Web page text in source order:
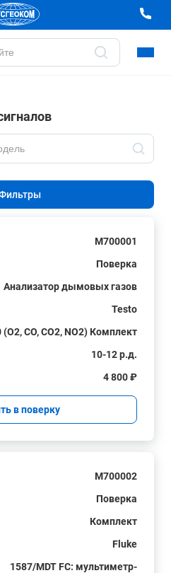
M700001
Поверка
Анализатор дымовых газов
Testo
(O2, CO, CO2, NO2) Комплект
10-12 р.д.
4 800 ₽
в поверку
M700002
Поверка
Комплект
Fluke
1587/MDT FC: мультиметр-